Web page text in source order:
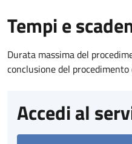
Tempi e
Durata massima del
conclusione del
Accedi al